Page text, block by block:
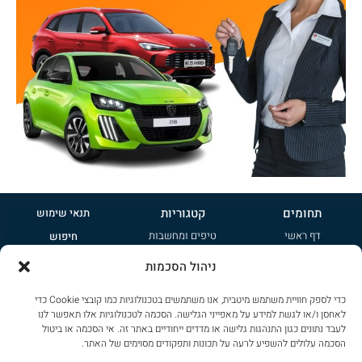
ניהול הסכמות
כדי לספק חוויית משתמש מיטבית, אנו משתמשים בטכנולוגיות כמו קובצי Cookie כדי
לאחסן ו/או לגשת למידע על מאפייני הגלישה. הסכמה לטכנולוגיות אלו תאפשר לנו
לעבד נתונים כגון התנהגות גלישה או מדדים ייחודיים באתר זה. אי הסכמה או ביטול
הסכמה עלולים להשפיע לרעה על תכונות ותפקודים מסוימים של האתר.
תחומים
דף ראשי
ציי רכב
צור קשר
קטגוריות
טיפים ומחשבות
קטנות
ג'יפונים
שטח
ספורט
תנאי שימוש
חיפוש
מדיניות פרטיות
שימוש בקוקיז